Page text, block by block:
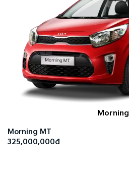
Morning
Morning MT
325,000,000đ